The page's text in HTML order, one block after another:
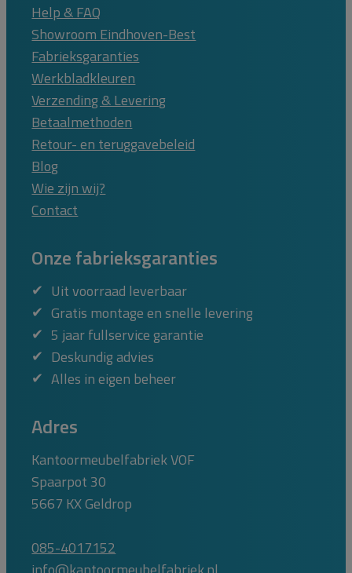
Help & FAQ
Showroom Eindhoven-Best
Fabrieksgaranties
Werkbladkleuren
Verzending & Levering
Betaalmethoden
Retour- en teruggavebeleid
Blog
Wie zijn wij?
Contact
Onze fabrieksgaranties
Uit voorraad leverbaar
Gratis montage en snelle levering
5 jaar fullservice garantie
Deskundig advies
Alles in eigen beheer
Adres
Kantoormeubelfabriek VOF
Spaarpot 30
5667 KX Geldrop
085-4017152